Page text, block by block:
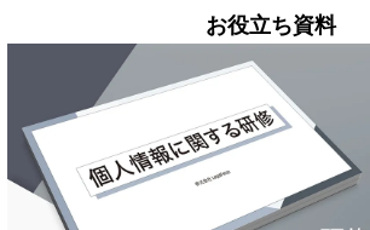
お役立ち資料